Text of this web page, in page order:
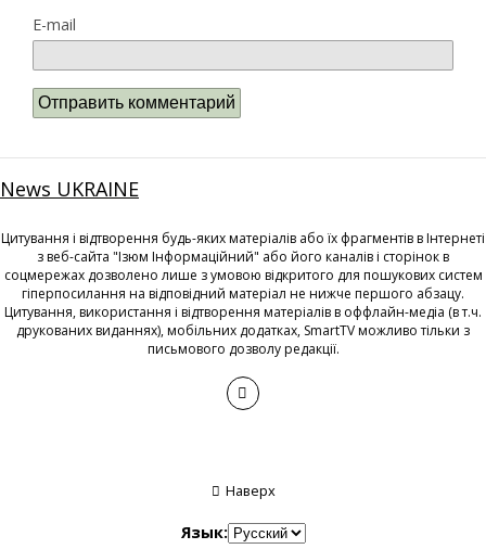
E-mail
News UKRAINE
Цитування і відтворення будь-яких матеріалів або їх фрагментів в Інтернеті
з веб-сайта "Ізюм Інформаційний" або його каналів і сторінок в
соцмережах дозволено лише з умовою відкритого для пошукових систем
гіперпосилання на відповідний матеріал не нижче першого абзацу.
Цитування, використання і відтворення матеріалів в оффлайн-медіа (в т.ч.
друкованих виданнях), мобільних додатках, SmartTV можливо тільки з
письмового дозволу редакції.
Наверх
Язык: